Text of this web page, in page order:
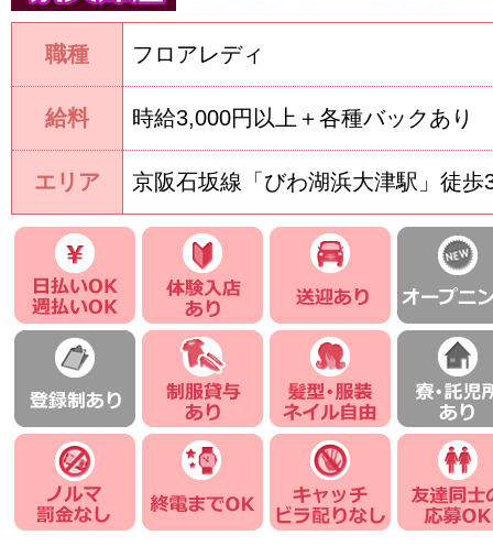
職種 フロアレディ
給料 時給3,000円以上＋各種バックあり
エリア 京阪石坂線「びわ湖浜大津駅」徒歩